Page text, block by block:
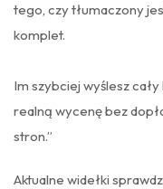
tego, czy tłumaczony
komplet.
Im szybciej wyślesz
realną wycenę bez
stron.”
Aktualne widełki